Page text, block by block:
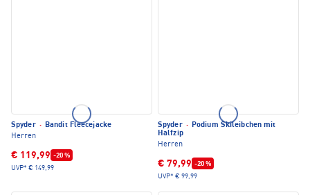
Spyder · Bandit Fleecejacke
Herren
€ 119,99 -20 %
UVP* € 149,99
Spyder · Podium Skileibchen mit
Halfzip
Herren
€ 79,99 -20 %
UVP* € 99,99